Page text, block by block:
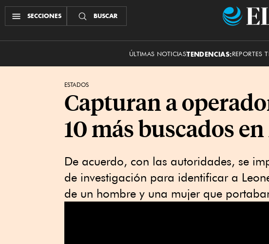
SECCIONES BUSCAR
ÚLTIMAS NOTICIASTENDENCIAS:REPORTES
ESTADOS
Capturan a
10 más buscados
De acuerdo, con las autoridades, se
de investigación para identificar a
de un hombre y una mujer que